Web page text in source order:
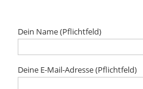
Dein Name (Pflichtfeld)
Deine E-Mail-Adresse (Pflichtfeld)